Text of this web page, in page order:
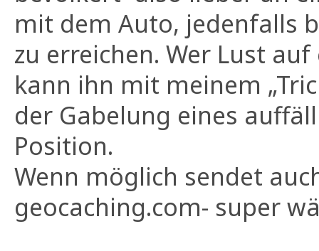
mit dem Auto, jedenfalls
zu erreichen. Wer Lust
kann ihn mit meinem
der Gabelung eines
Position.
Wenn möglich sendet
geocaching.com- super